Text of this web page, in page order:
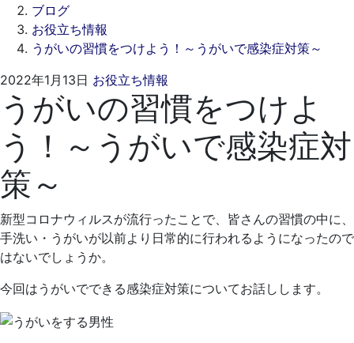
ブログ
お役立ち情報
うがいの習慣をつけよう！～うがいで感染症対策～
2022年1月13日 お役立ち情報
年
12
26
れ
も
歯
院
うがいの習慣をつけよ
う！～うがいで感染症対
策～
新型コロナウィルスが流行ったことで、皆さんの習慣の中に、
手洗い・うがいが以前より日常的に行われるようになったので
はないでしょうか。
今回はうがいでできる感染症対策についてお話しします。